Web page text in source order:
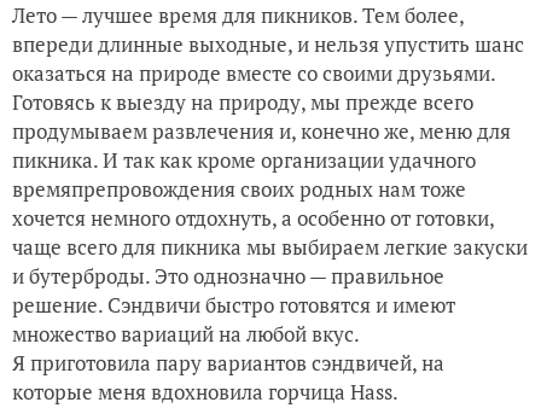
Лето — лучшее время для пикников. Тем более,
впереди длинные выходные, и нельзя упустить шанс
оказаться на природе вместе со своими друзьями.
Готовясь к выезду на природу, мы прежде всего
продумываем развлечения и, конечно же, меню для
пикника. И так как кроме организации удачного
времяпрепровождения своих родных нам тоже
хочется немного отдохнуть, а особенно от готовки,
чаще всего для пикника мы выбираем легкие закуски
и бутерброды. Это однозначно — правильное
решение. Сэндвичи быстро готовятся и имеют
множество вариаций на любой вкус.
Я приготовила пару вариантов сэндвичей, на
которые меня вдохновила горчица Hass.